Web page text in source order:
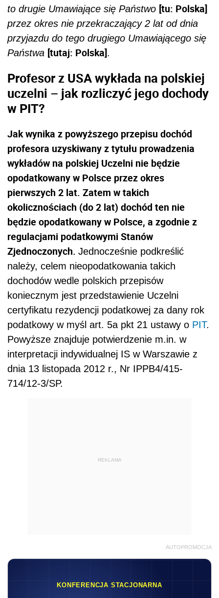
to drugie Umawiające się Państwo [tu: Polska]
przez okres nie przekraczający 2 lat od dnia
przyjazdu do tego drugiego Umawiającego się
Państwa [tutaj: Polska].
Profesor z USA wykłada na polskiej
uczelni – jak rozliczyć jego dochody
w PIT?
Jak wynika z powyższego przepisu dochód
profesora uzyskiwany z tytułu prowadzenia
wykładów na polskiej Uczelni nie będzie
opodatkowany w Polsce przez okres
pierwszych 2 lat. Zatem w takich
okolicznościach (do 2 lat) dochód ten nie
będzie opodatkowany w Polsce, a zgodnie z
regulacjami podatkowymi Stanów
Zjednoczonych. Jednocześnie podkreślić
należy, celem nieopodatkowania takich
dochodów wedle polskich przepisów
koniecznym jest przedstawienie Uczelni
certyfikatu rezydencji podatkowej za dany rok
podatkowy w myśl art. 5a pkt 21 ustawy o PIT.
Powyższe znajduje potwierdzenie m.in. w
interpretacji indywidualnej IS w Warszawie z
dnia 13 listopada 2012 r., Nr IPPB4/415-
714/12-3/SP.
REKLAMA
AUTOPROMOCJA
KONFERENCJA STACJONARNA